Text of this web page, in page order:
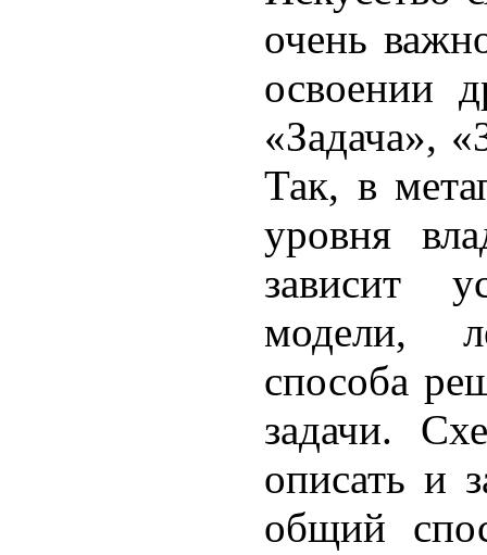
очень
освое­нии
«Задача»,
Так, в
уровня
зависит
модели,
способа
задачи.
описать и
общий